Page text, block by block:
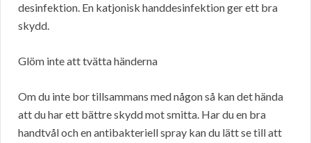
desinfektion. En katjonisk handdesinfektion ger ett bra
skydd.
Glöm inte att tvätta händerna
Om du inte bor tillsammans med någon så kan det hända
att du har ett bättre skydd mot smitta. Har du en bra
handtvål och en antibakteriell spray kan du lätt se till att